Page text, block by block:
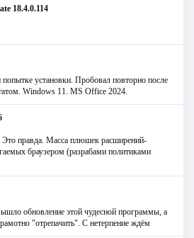
18.4.0.114
установки. Пробовал повторно после
Windows 11. MS Offiсe 2024.
правда. Масса плюшек расширений-
браузером (разрабами политиками
обновление этой чудесной программы, а
"отрепачить". С нетерпение ждём